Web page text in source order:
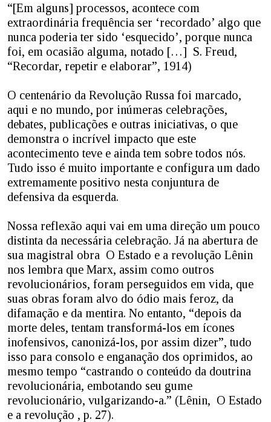
“[Em alguns] processos, acontece com
extraordinária frequência ser ‘recordado’ algo que
nunca poderia ter sido ‘esquecido’, porque nunca
foi, em ocasião alguma, notado […] S. Freud,
“Recordar, repetir e elaborar”, 1914)
O centenário da Revolução Russa foi marcado,
aqui e no mundo, por inúmeras celebrações,
debates, publicações e outras iniciativas, o que
demonstra o incrível impacto que este
acontecimento teve e ainda tem sobre todos nós.
Tudo isso é muito importante e configura um dado
extremamente positivo nesta conjuntura de
defensiva da esquerda.
Nossa reflexão aqui vai em uma direção um pouco
distinta da necessária celebração. Já na abertura de
sua magistral obra O Estado e a revolução Lênin
nos lembra que Marx, assim como outros
revolucionários, foram perseguidos em vida, que
suas obras foram alvo do ódio mais feroz, da
difamação e da mentira. No entanto, “depois da
morte deles, tentam transformá-los em ícones
inofensivos, canonizá-los, por assim dizer”, tudo
isso para consolo e enganação dos oprimidos, ao
mesmo tempo “castrando o conteúdo da doutrina
revolucionária, embotando seu gume
revolucionário, vulgarizando-a.” (Lênin, O Estado
e a revolução , p. 27).